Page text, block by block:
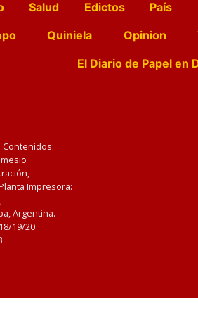
Salud Edictos País
Quiniela Opinion
El Diario de Papel en
Impresora:
Argentina.
19/20